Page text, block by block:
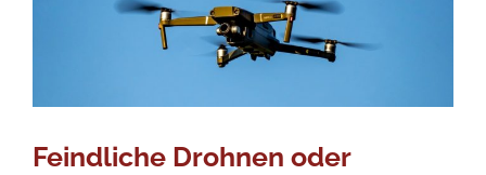
Feindliche Drohnen oder